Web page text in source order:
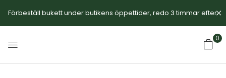
Förbeställ bukett under butikens öppettider, redo 3 timmar efter.
0